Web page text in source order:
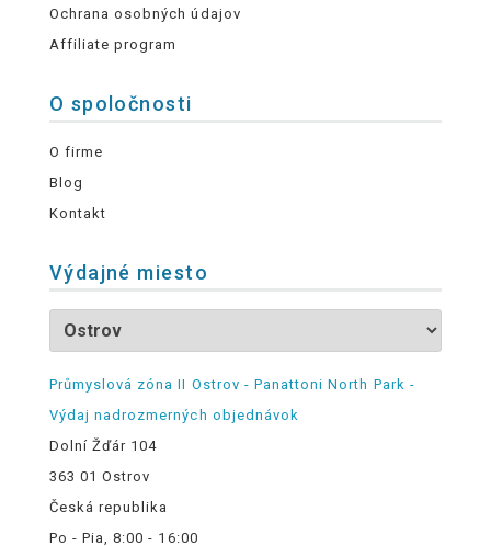
Ochrana osobných údajov
Affiliate program
O spoločnosti
O firme
Blog
Kontakt
Výdajné miesto
Průmyslová zóna II Ostrov - Panattoni North Park -
Výdaj nadrozmerných objednávok
Dolní Žďár 104
363 01 Ostrov
Česká republika
Po - Pia, 8:00 - 16:00